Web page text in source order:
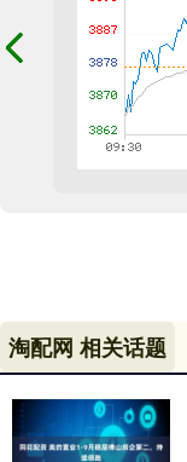
淘配网 相关话题